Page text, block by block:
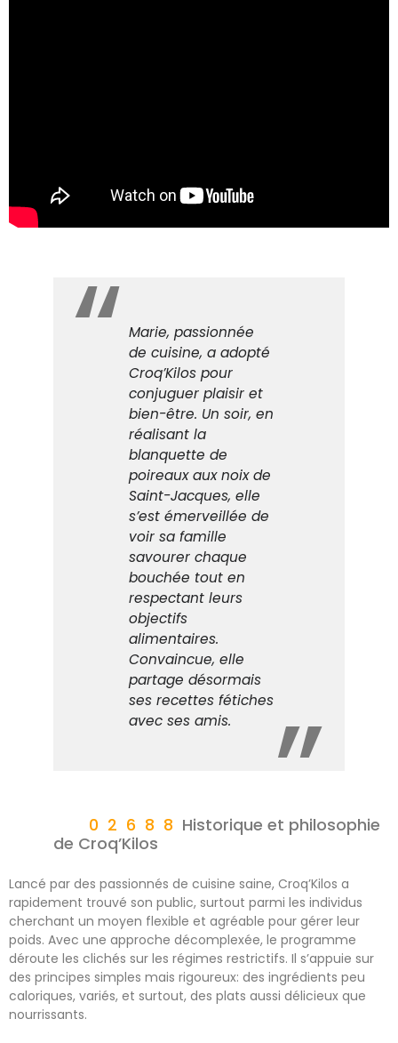
Marie, passionnée
de cuisine, a adopté
Croq’Kilos pour
conjuguer plaisir et
bien-être. Un soir, en
réalisant la
blanquette de
poireaux aux noix de
Saint-Jacques, elle
s’est émerveillée de
voir sa famille
savourer chaque
bouchée tout en
respectant leurs
objectifs
alimentaires.
Convaincue, elle
partage désormais
ses recettes fétiches
avec ses amis.
Historique et philosophie
de Croq’Kilos
Lancé par des passionnés de cuisine saine, Croq’Kilos a
rapidement trouvé son public, surtout parmi les individus
cherchant un moyen flexible et agréable pour gérer leur
poids. Avec une approche décomplexée, le programme
déroute les clichés sur les régimes restrictifs. Il s’appuie sur
des principes simples mais rigoureux: des ingrédients peu
caloriques, variés, et surtout, des plats aussi délicieux que
nourrissants.